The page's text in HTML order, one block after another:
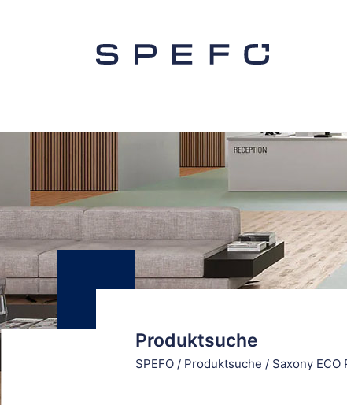
Produktsuche
SPEFO / Produktsuche / Saxony ECO